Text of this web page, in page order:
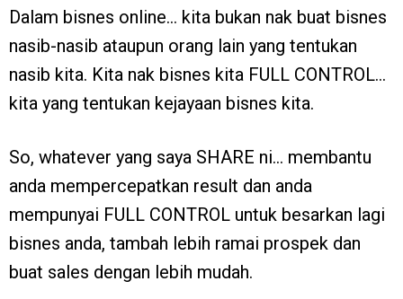
Dalam bisnes online… kita bukan nak buat bisnes
nasib-nasib ataupun orang lain yang tentukan
nasib kita. Kita nak bisnes kita FULL CONTROL…
kita yang tentukan kejayaan bisnes kita.
So, whatever yang saya SHARE ni… membantu
anda mempercepatkan result dan anda
mempunyai FULL CONTROL untuk besarkan lagi
bisnes anda, tambah lebih ramai prospek dan
buat sales dengan lebih mudah.